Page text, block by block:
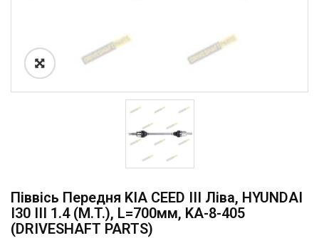
Піввісь Передня KIA CEED III Ліва, HYUNDAI
I30 III 1.4 (M.T.), L=700мм, KA-8-405
(DRIVESHAFT PARTS)